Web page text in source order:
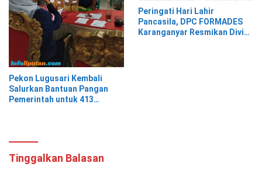
Pekon Lugusari Kembali
Salurkan Bantuan Pangan
Pemerintah untuk 413
Peringati Hari Lahir
Pancasila, DPC FORMADES
Karanganyar Resmikan Divisi
Tinggalkan Balasan